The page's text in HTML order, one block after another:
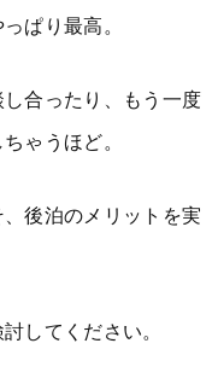
ぱり最高。
合ったり、もう一度
ゃうほど。
後泊のメリットを実
してください。